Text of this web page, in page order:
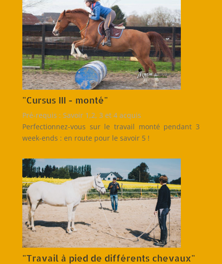
"Cursus III - monté"
Pré-requis : Savoir 1,2, 3 et 4 acquis
Perfectionnez-vous sur le travail monté pendant 3
week-ends : en route pour le savoir 5 !
"Travail à pied de différents chevaux"